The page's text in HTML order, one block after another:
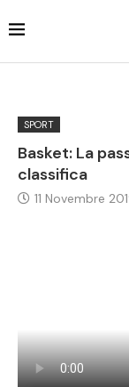
SPORT
Basket: La
classifica
11 Novembre